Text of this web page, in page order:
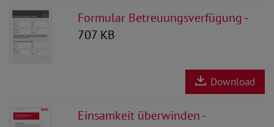
Formular Betreuungsverfügung-
707 KB
Download
Einsamkeit überwinden -